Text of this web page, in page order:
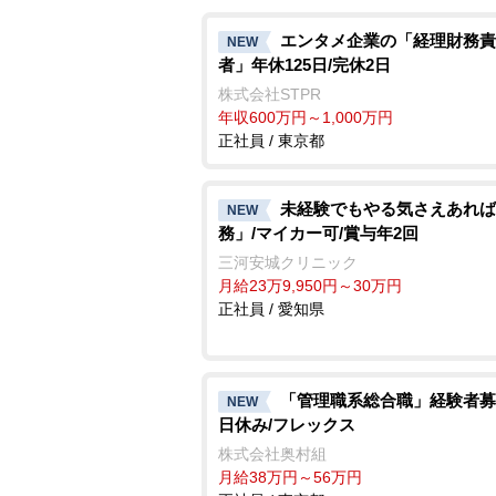
NEW
エンタメ企業の「経理財務
者」年休125日/完休2日
株式会社STPR
年収600万円～1,000万円
正社員 / 東京都
NEW
未経験でもやる気さえあれ
務」/マイカー可/賞与年2回
三河安城クリニック
月給23万9,950円～30万円
正社員 / 愛知県
NEW
「管理職系総合職」経験者
日休み/フレックス
株式会社奥村組
月給38万円～56万円